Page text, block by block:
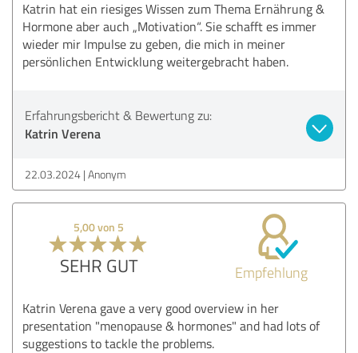
Katrin hat ein riesiges Wissen zum Thema Ernährung &
Hormone aber auch „Motivation“. Sie schafft es immer
wieder mir Impulse zu geben, die mich in meiner
persönlichen Entwicklung weitergebracht haben.
Erfahrungsbericht & Bewertung zu:
Katrin Verena
22.03.2024 Anonym
5,00 von 5
SEHR GUT Empfehlung
Katrin Verena gave a very good overview in her
presentation "menopause & hormones" and had lots of
suggestions to tackle the problems.